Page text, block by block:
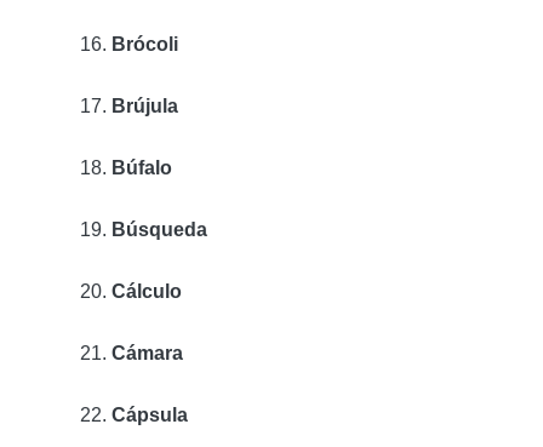
Brócoli
Brújula
Búfalo
Búsqueda
Cálculo
Cámara
Cápsula